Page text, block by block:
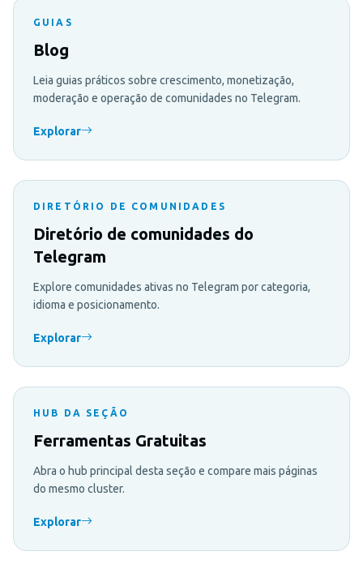
GUIAS
Blog
Leia guias práticos sobre crescimento, monetização,
moderação e operação de comunidades no Telegram.
Explorar
DIRETÓRIO DE COMUNIDADES
Diretório de comunidades do
Telegram
Explore comunidades ativas no Telegram por categoria,
idioma e posicionamento.
Explorar
HUB DA SEÇÃO
Ferramentas Gratuitas
Abra o hub principal desta seção e compare mais páginas
do mesmo cluster.
Explorar